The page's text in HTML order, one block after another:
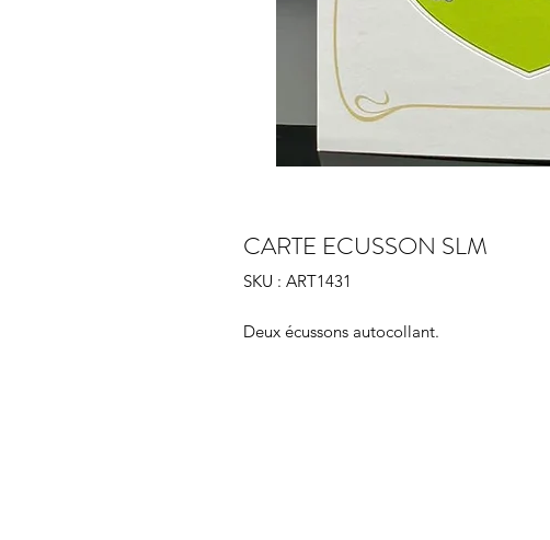
CARTE ECUSSON SLM
SKU : ART1431
Deux écussons autocollant.